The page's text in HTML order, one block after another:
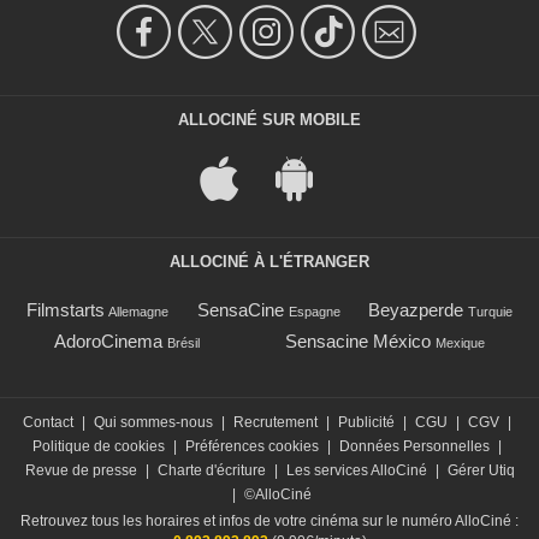
ALLOCINÉ SUR MOBILE
ALLOCINÉ À L'ÉTRANGER
Filmstarts Allemagne SensaCine Espagne Beyazperde Turquie
AdoroCinema Brésil Sensacine México Mexique
Contact Qui sommes-nous Recrutement Publicité CGU CGV
Politique de cookies
Préférences cookies Données Personnelles
Revue de presse
Charte d'écriture Les services AlloCiné
Gérer Utiq
©AlloCiné
Retrouvez tous les horaires et infos de votre cinéma sur le numéro AlloCiné :